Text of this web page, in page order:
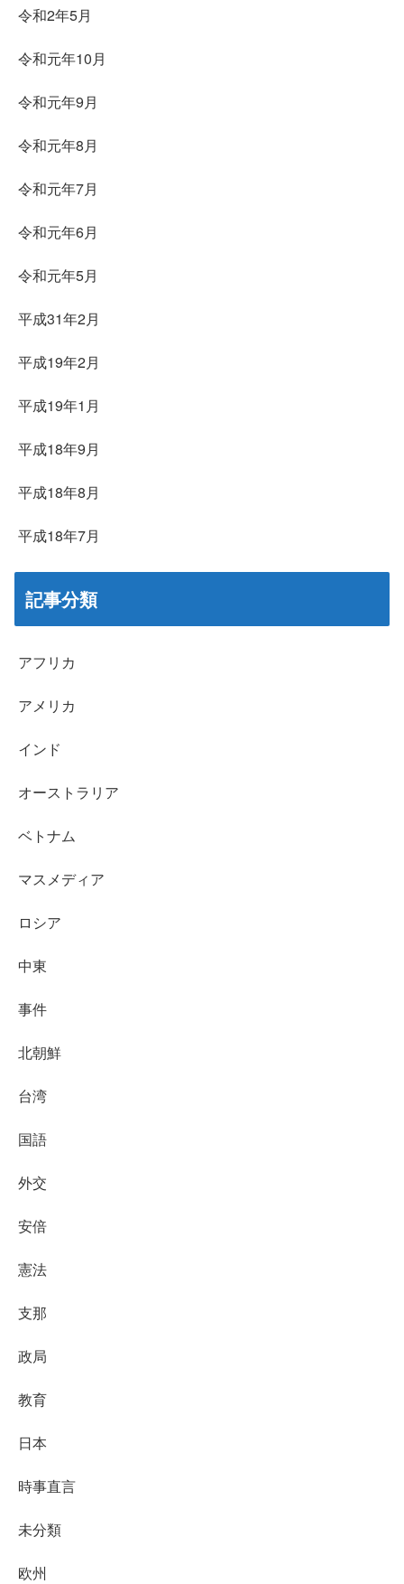
令和2年5月
令和元年10月
令和元年9月
令和元年8月
令和元年7月
令和元年6月
令和元年5月
平成31年2月
平成19年2月
平成19年1月
平成18年9月
平成18年8月
平成18年7月
記事分類
アフリカ
アメリカ
インド
オーストラリア
ベトナム
マスメディア
ロシア
中東
事件
北朝鮮
台湾
国語
外交
安倍
憲法
支那
政局
教育
日本
時事直言
未分類
欧州